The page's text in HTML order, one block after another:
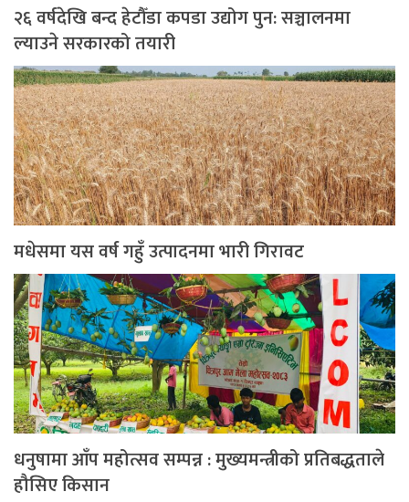
२६ वर्षदेखि बन्द हेटौँडा कपडा उद्योग पुन: सञ्चालनमा
ल्याउने सरकारको तयारी
मधेसमा यस वर्ष गहुँ उत्पादनमा भारी गिरावट
धनुषामा आँप महोत्सव सम्पन्न : मुख्यमन्त्रीको प्रतिबद्धताले
हौसिए किसान